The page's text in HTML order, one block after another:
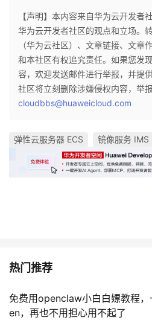
验
收
藏
议
【声明】本内容来自华为云开发者
华为云开发者社区的观点和立场。
（华为云社区）、文章链接、文章
和本社区有权追究责任。如果您发
容，欢迎发送邮件进行举报，并提
社区将立刻删除涉嫌侵权内容，举报
cloudbbs@huaweicloud.com
弹性云服务器 ECS 镜像服务 IMS
热门推荐
免费用openclaw小白白嫖教程
en，再也不用担心用不起了